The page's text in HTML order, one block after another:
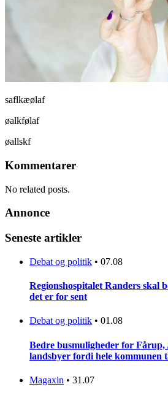
saflkæølaf
øalkfølaf
øallskf
Kommentarer
No related posts.
Annonce
Seneste artikler
Debat og politik • 07.08
Regionshospitalet Randers skal
det er for sent
Debat og politik • 01.08
Bedre busmuligheder for Fårup,
landsbyer fordi hele kommunen
Magaxin • 31.07